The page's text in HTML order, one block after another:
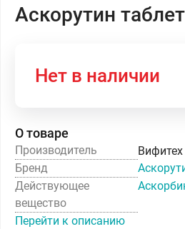
Аскорутин
Нет в наличии
О товаре
Производитель
Бренд
Действующее
вещество
Перейти к описанию